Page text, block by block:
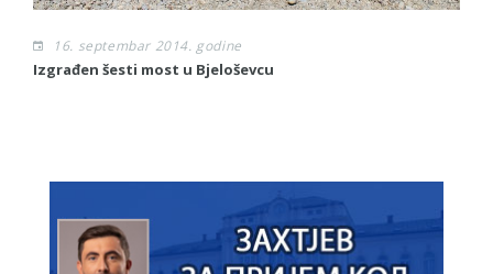
16. septembar 2014. godine
Izgrađen šesti most u Bjeloševcu